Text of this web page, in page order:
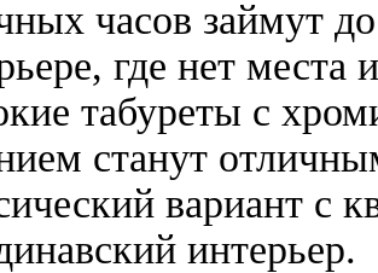
часов займут
где нет
табуреты с
станут
вариант с
интерьер.